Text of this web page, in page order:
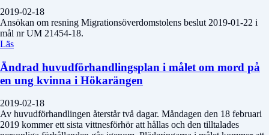
2019-02-18
Ansökan om resning Migrationsöverdomstolens beslut 2019-01-22 i
mål nr UM 21454-18.
Läs
Ändrad huvudförhandlingsplan i målet om mord på
en ung kvinna i Hökarängen
2019-02-18
Av huvudförhandlingen återstår två dagar. Måndagen den 18 februari
2019 kommer ett sista vittnesförhör att hållas och den tilltalades